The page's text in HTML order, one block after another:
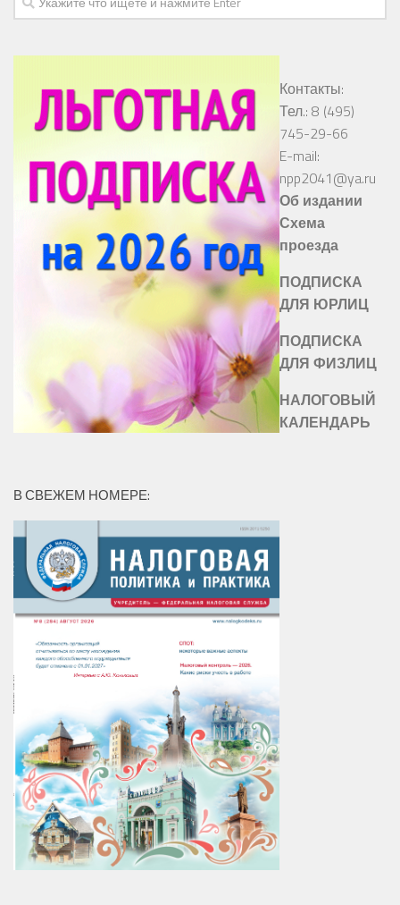
Контакты:
Тел.: 8 (495)
745-29-66
E-mail:
npp2041@ya.ru
Об издании
Схема
проезда
ПОДПИСКА
ДЛЯ ЮРЛИЦ
ПОДПИСКА
ДЛЯ ФИЗЛИЦ
НАЛОГОВЫЙ
КАЛЕНДАРЬ
В СВЕЖЕМ НОМЕРЕ: